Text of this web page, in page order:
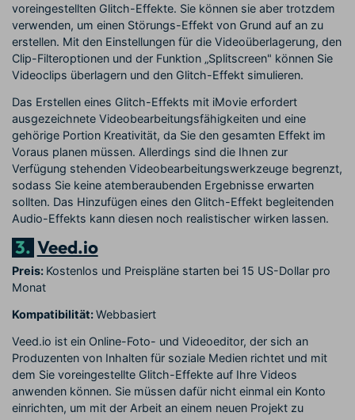
voreingestellten Glitch-Effekte. Sie können sie aber trotzdem
verwenden, um einen Störungs-Effekt von Grund auf an zu
erstellen. Mit den Einstellungen für die Videoüberlagerung, den
Clip-Filteroptionen und der Funktion „Splitscreen" können Sie
Videoclips überlagern und den Glitch-Effekt simulieren.
Das Erstellen eines Glitch-Effekts mit iMovie erfordert
ausgezeichnete Videobearbeitungsfähigkeiten und eine
gehörige Portion Kreativität, da Sie den gesamten Effekt im
Voraus planen müssen. Allerdings sind die Ihnen zur
Verfügung stehenden Videobearbeitungswerkzeuge begrenzt,
sodass Sie keine atemberaubenden Ergebnisse erwarten
sollten. Das Hinzufügen eines den Glitch-Effekt begleitenden
Audio-Effekts kann diesen noch realistischer wirken lassen.
3. Veed.io
Preis: Kostenlos und Preispläne starten bei 15 US-Dollar pro
Monat
Kompatibilität:Webbasiert
Veed.io ist ein Online-Foto- und Videoeditor, der sich an
Produzenten von Inhalten für soziale Medien richtet und mit
dem Sie voreingestellte Glitch-Effekte auf Ihre Videos
anwenden können. Sie müssen dafür nicht einmal ein Konto
einrichten, um mit der Arbeit an einem neuen Projekt zu